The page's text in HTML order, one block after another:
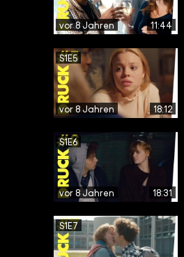
vor 8 Jahren 11:44
vor 8 Jahren 18:12
S1E5
vor 8 Jahren 18:31
S1E6
S1E7